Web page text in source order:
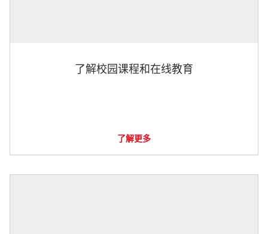
了解校园课程和在线教育
了解更多